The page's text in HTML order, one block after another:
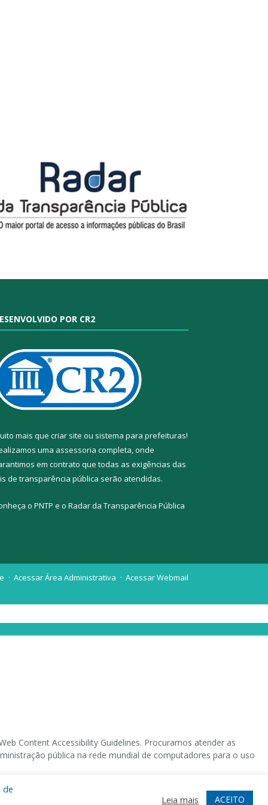
POR CR2
mais que criar site ou sistema para prefeituras!
uma assessoria completa, onde
em contrato que todas as exigências das
de transparência pública serão atendidas.
o PNTP e o Radar da Transparência Pública
Acessar Área Administrativa Acessar Webmail
de
Leia mais ACEITO
Content Accessibility Guidelines. Procuramos atender as
pública na rede mundial de computadores para o uso
operacional destinado deficientes visuais.